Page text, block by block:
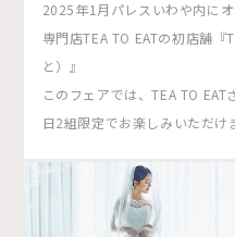
2025年1月パレスいわや内に
専門店TEA TO EATの初店舗『
と）』
このフェアでは、TEA TO
日2組限定でお楽しみいただけ